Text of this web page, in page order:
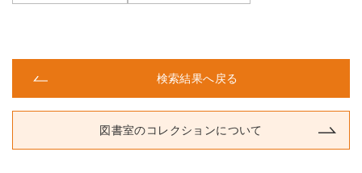
検索結果へ戻る
図書室のコレクションについて